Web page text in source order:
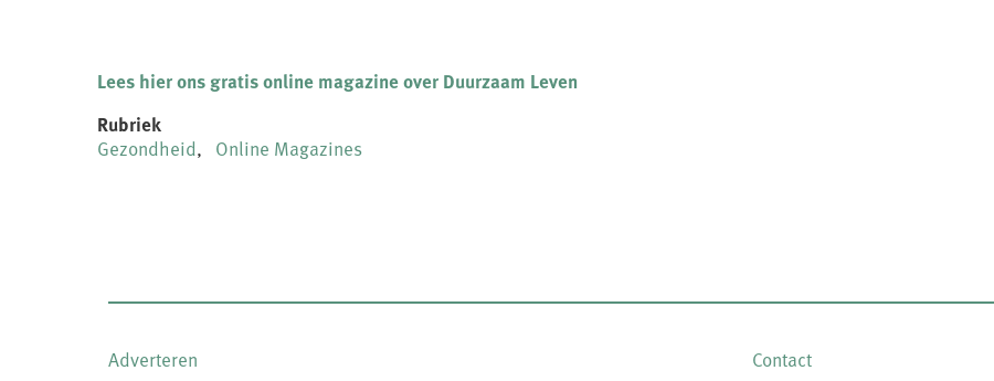
Lees hier ons gratis online magazine over Duurzaam Leven
Rubriek
Gezondheid
Online Magazines
FOOTER-
Adverteren Contact